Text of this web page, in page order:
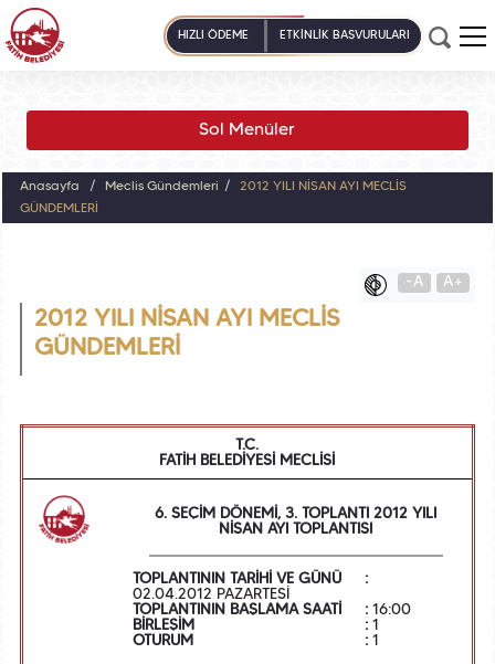
HIZLI ÖDEME ETKİNLİK BAŞVURULARI
Sol Menüler
Anasayfa Meclis Gündemleri
2012 YILI NİSAN AYI MECLİS
GÜNDEMLERİ
-A A+
2012 YILI NİSAN AYI MECLİS
GÜNDEMLERİ
T.C.
FATİH BELEDİYESİ MECLİSİ
6. SEÇİM DÖNEMİ, 3. TOPLANTI 2012 YILI
NİSAN AYI TOPLANTISI
TOPLANTININ TARİHİ VE GÜNÜ
:
02.04.2012 PAZARTESİ
TOPLANTININ BAŞLAMA SAATİ
: 16:00
BİRLEŞİM
: 1
OTURUM
: 1